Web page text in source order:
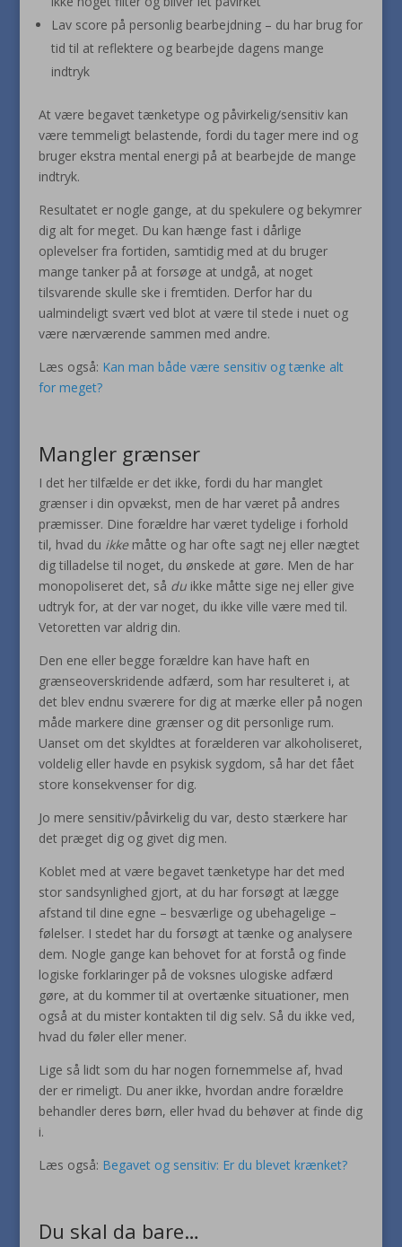
Lav score på personlig bearbejdning – du har brug for
tid til at reflektere og bearbejde dagens mange
indtryk
At være begavet tænketype og påvirkelig/sensitiv kan
være temmeligt belastende, fordi du tager mere ind og
bruger ekstra mental energi på at bearbejde de mange
indtryk.
Resultatet er nogle gange, at du spekulere og bekymrer
dig alt for meget. Du kan hænge fast i dårlige
oplevelser fra fortiden, samtidig med at du bruger
mange tanker på at forsøge at undgå, at noget
tilsvarende skulle ske i fremtiden. Derfor har du
ualmindeligt svært ved blot at være til stede i nuet og
være nærværende sammen med andre.
Læs også: Kan man både være sensitiv og tænke alt
for meget?
Mangler grænser
I det her tilfælde er det ikke, fordi du har manglet
grænser i din opvækst, men de har været på andres
præmisser. Dine forældre har været tydelige i forhold
til, hvad du ikkemåtte og har ofte sagt nej eller nægtet
dig tilladelse til noget, du ønskede at gøre. Men de har
monopoliseret det, så duikke måtte sige nej eller give
udtryk for, at der var noget, du ikke ville være med til.
Vetoretten var aldrig din.
Den ene eller begge forældre kan have haft en
grænseoverskridende adfærd, som har resulteret i, at
det blev endnu sværere for dig at mærke eller på nogen
måde markere dine grænser og dit personlige rum.
Uanset om det skyldtes at forælderen var alkoholiseret,
voldelig eller havde en psykisk sygdom, så har det fået
store konsekvenser for dig.
Jo mere sensitiv/påvirkelig du var, desto stærkere har
det præget dig og givet dig men.
Koblet med at være begavet tænketype har det med
stor sandsynlighed gjort, at du har forsøgt at lægge
afstand til dine egne – besværlige og ubehagelige –
følelser. I stedet har du forsøgt at tænke og analysere
dem. Nogle gange kan behovet for at forstå og finde
logiske forklaringer på de voksnes ulogiske adfærd
gøre, at du kommer til at overtænke situationer, men
også at du mister kontakten til dig selv. Så du ikke ved,
hvad du føler eller mener.
Lige så lidt som du har nogen fornemmelse af, hvad
der er rimeligt. Du aner ikke, hvordan andre forældre
behandler deres børn, eller hvad du behøver at finde dig
i.
Læs også: Begavet og sensitiv: Er du blevet krænket?
Du skal da bare…